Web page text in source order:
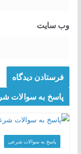
وب‌ سایت
پاسخ به سوالات
پاسخ به سوالات شرعی